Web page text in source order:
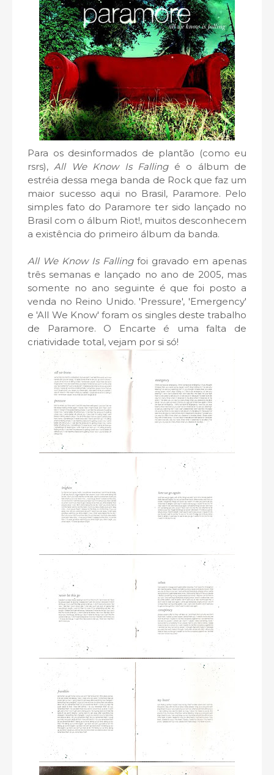
Para os desinformados de plantão (como eu
rsrs),All We Know Is Fallingé o álbum de
estréia dessa mega banda de Rock que faz um
maior sucesso aqui no Brasil, Paramore. Pelo
simples fato do Paramore ter sido lançado no
Brasil com o álbum Riot!, muitos desconhecem
a existência do primeiro álbum da banda.
All We Know Is Fallingfoi gravado em apenas
três semanas e lançado no ano de 2005, mas
somente no ano seguinte é que foi posto a
venda no Reino Unido. 'Pressure', 'Emergency'
e 'All We Know' foram os singles deste trabalho
de Paramore. O Encarte é uma falta de
criatividade total, vejam por si só!